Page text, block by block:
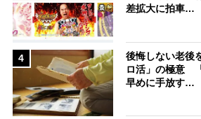
差拡大に拍車…
4
後悔しない老後
ロ活」の極意
早めに手放す…